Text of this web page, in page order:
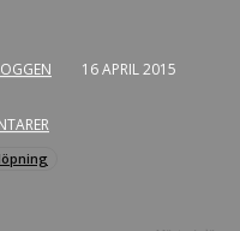
16 APRIL 2015